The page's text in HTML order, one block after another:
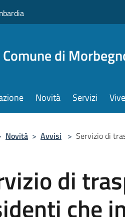
Comune di
Novità Servizi
Novità > Avvisi > Servizio di
di
che